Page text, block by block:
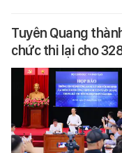
Tuyên Quang
chức thi lại cho